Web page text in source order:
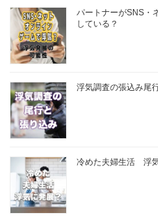
パートナーがSNS・
している？
浮気調査の張込み尾
冷めた夫婦生活 浮